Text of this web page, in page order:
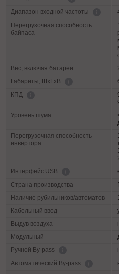
Диапазон входной частоты
Перегрузочная способность
байпаса
Вес, включая батареи
Габариты, ШхГхВ
КПД
Уровень шума
Перегрузочная способность
инвертора
Интерфейс USB
Страна производства
Наличие рубильников/автоматов
Кабельный ввод
Выдув воздуха
Модульный
Ручной By-pass
Автоматический By-pass